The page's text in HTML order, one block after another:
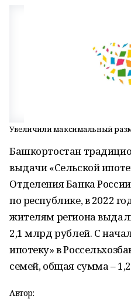
Увеличили максимальный
Башкортостан
выдачи «Сельской
Отделения Банка
по республике, в 2022
жителям региона
2,1 млрд рублей. С
ипотеку» в
семей, общая сумма –
Автор: